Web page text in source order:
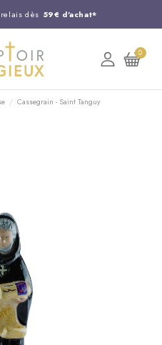
dès 59€ d'achat*
au 03 20 24 74 15
le jour même !
0
Cassegrain - Saint Tanguy